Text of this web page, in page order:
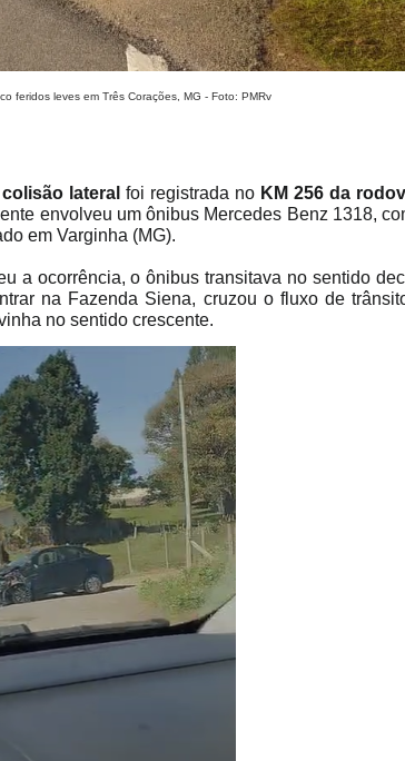
feridos leves em Três Corações, MG - Foto: PMRv
colisão lateral foi registrada no KM 256 da
envolveu um ônibus Mercedes Benz 1318,
em Varginha (MG).
a ocorrência, o ônibus transitava no sentido
na Fazenda Siena, cruzou o fluxo de
no sentido crescente.